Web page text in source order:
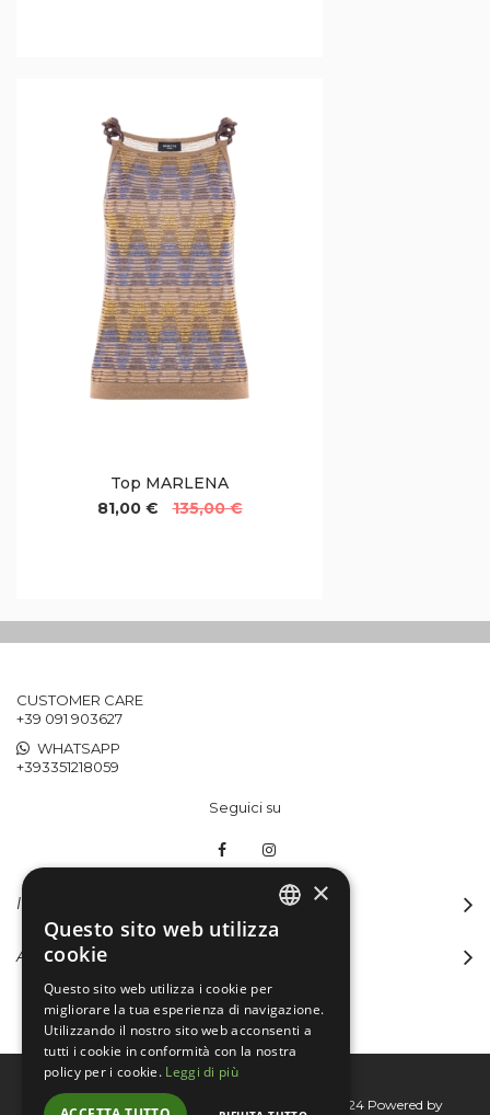
Top MARLENA
81,00 €
135,00 €
CUSTOMER CARE
+39 091 903627
WHATSAPP
+393351218059
Seguici su
INFORMAZIONI
ACCOUNT
Bertini group srl © 2015-2026 - P.I. 06076830824 Powered by
×
Questo sito web utilizza
cookie
Questo sito web utilizza i cookie per
migliorare la tua esperienza di navigazione.
Utilizzando il nostro sito web acconsenti a
tutti i cookie in conformità con la nostra
policy per i cookie. Leggi di più